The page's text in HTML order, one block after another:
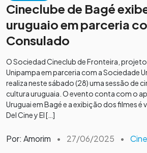
Cineclube de Bagé
uruguaio em parceria
Consulado
O Sociedad Cineclub de Fronteira,
Unipampa em parceria com a Sociedade
realiza neste sábado (28) uma sessão de
cultura uruguaia. O evento conta com o
Uruguai em Bagé e a exibição dos filmes é
Del Cine y El […]
Por: Amorim • 27/06/2025 •